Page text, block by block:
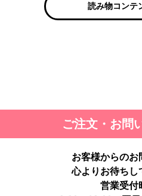
読み物コンテ
ご注文・お問
お客様からのお
心よりお待ちし
営業受